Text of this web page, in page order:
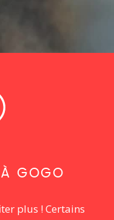
À GOGO
plus ! Certains